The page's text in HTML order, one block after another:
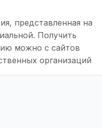
представленная на
Получить
можно с сайтов
организаций